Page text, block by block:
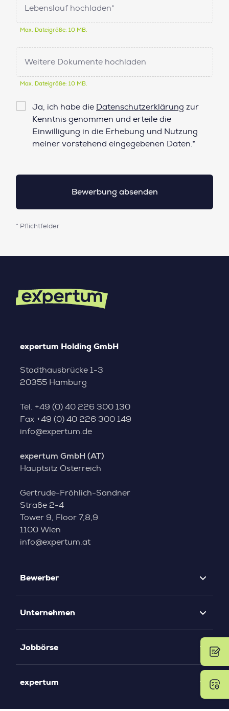
Lebenslauf hochladen*
Max. Dateigröße: 10 MB.
Weitere Dokumente hochladen
Max. Dateigröße: 10 MB.
Checkbox
Datenschutz*
Ja, ich habe die Datenschutzerklärung zur
Kenntnis genommen und erteile die
Einwilligung in die Erhebung und Nutzung
meiner vorstehend eingegebenen Daten.*
* Pflichtfelder
expertum Holding GmbH
Stadthausbrücke 1-3
20355 Hamburg
Tel. +49 (0) 40 226 300 130
Fax +49 (0) 40 226 300 149
info@expertum.de
expertum GmbH (AT)
Hauptsitz Österreich
Gertrude-Fröhlich-Sandner
Straße 2-4
Tower 9, Floor 7,8,9
1100 Wien
info@expertum.at
Bewerber
Unternehmen
Jobbörse
expertum